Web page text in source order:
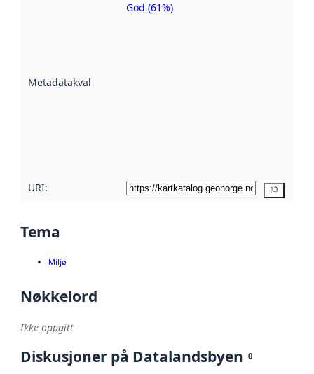
Metadatakvalitet
Metadatakvalitet
God (61%)
URI:
Tema
Miljø
Nøkkelord
Ikke oppgitt
Diskusjoner på Datalandsbyen 0